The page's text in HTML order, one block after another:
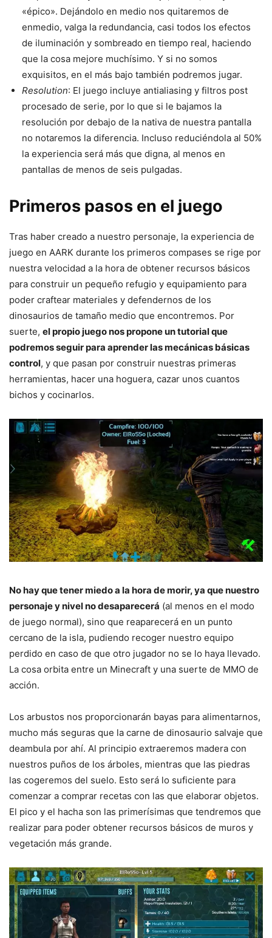
«épico». Dejándolo en medio nos quitaremos de
enmedio, valga la redundancia, casi todos los efectos
de iluminación y sombreado en tiempo real, haciendo
que la cosa mejore muchísimo. Y si no somos
exquisitos, en el más bajo también podremos jugar.
Resolution: El juego incluye antialiasing y filtros post
procesado de serie, por lo que si le bajamos la
resolución por debajo de la nativa de nuestra pantalla
no notaremos la diferencia. Incluso reduciéndola al 50%
la experiencia será más que digna, al menos en
pantallas de menos de seis pulgadas.
Primeros pasos en el juego
Tras haber creado a nuestro personaje, la experiencia de
juego en AARK durante los primeros compases se rige por
nuestra velocidad a la hora de obtener recursos básicos
para construir un pequeño refugio y equipamiento para
poder craftear materiales y defendernos de los
dinosaurios de tamaño medio que encontremos. Por
suerte, el propio juego nos propone un tutorial que
podremos seguir para aprender las mecánicas básicas
control, y que pasan por construir nuestras primeras
herramientas, hacer una hoguera, cazar unos cuantos
bichos y cocinarlos.
No hay que tener miedo a la hora de morir, ya que nuestro
personaje y nivel no desaparecerá (al menos en el modo
de juego normal), sino que reaparecerá en un punto
cercano de la isla, pudiendo recoger nuestro equipo
perdido en caso de que otro jugador no se lo haya llevado.
La cosa orbita entre un Minecraft y una suerte de MMO de
acción.
Los arbustos nos proporcionarán bayas para alimentarnos,
mucho más seguras que la carne de dinosaurio salvaje que
deambula por ahí. Al principio extraeremos madera con
nuestros puños de los árboles, mientras que las piedras
las cogeremos del suelo. Esto será lo suficiente para
comenzar a comprar recetas con las que elaborar objetos.
El pico y el hacha son las primerísimas que tendremos que
realizar para poder obtener recursos básicos de muros y
vegetación más grande.